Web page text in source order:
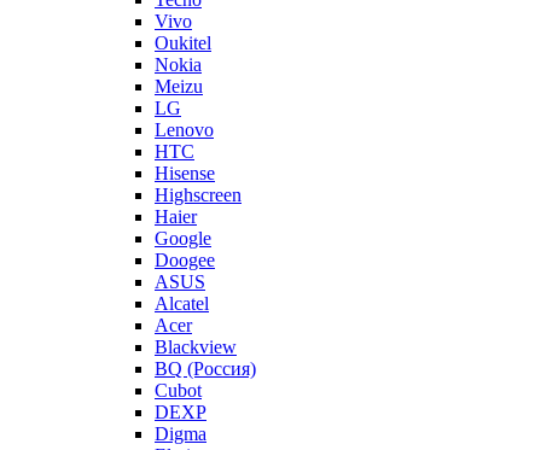
Vivo
Oukitel
Nokia
Meizu
LG
Lenovo
HTC
Hisense
Highscreen
Haier
Google
Doogee
ASUS
Alcatel
Acer
Blackview
BQ (Россия)
Cubot
DEXP
Digma